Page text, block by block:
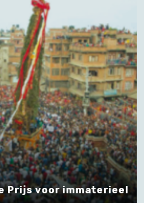
Prijs voor immaterieel